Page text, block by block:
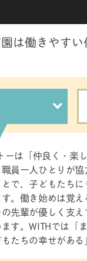
は働きやす
ーは「仲良く・
員一人ひとりが
で、子どもたち
。働き始めは覚
先輩が優しく支
す。WITHでは「
たちの幸せがある